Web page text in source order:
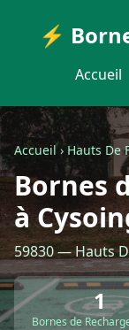
⚡
Accueil
Accueil›Hauts De
Bornes
à
59830 — Hauts
1
Bornes de